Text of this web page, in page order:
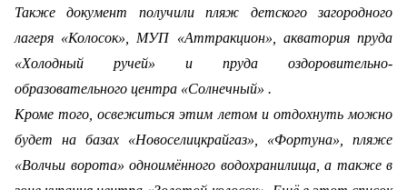
Также документ получили пляж детского загородного
лагеря «Колосок», МУП «Аттракцион», акватория пруда
«Холодный ручей» и пруда оздоровительно-
образовательного центра «Солнечный» .
Кроме того, освежиться этим летом и отдохнуть можно
будет на базах «Новоселицкрайгаз», «Фортуна», пляже
«Волчьи ворота» одноимённого водохранилища, а также в